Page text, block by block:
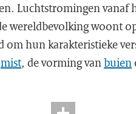
Luchtstromingen vanaf
wereldbevolking woont
om hun karakteristieke
mist, de vorming vanbuien